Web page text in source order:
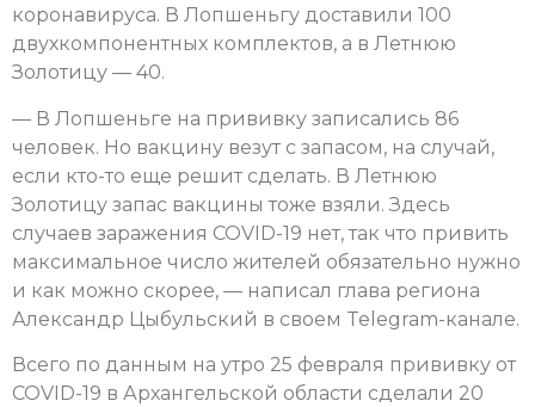
коронавируса. В Лопшеньгу доставили 100
двухкомпонентных комплектов, а в Летнюю
Золотицу — 40.
— В Лопшеньге на прививку записались 86
человек. Но вакцину везут с запасом, на случай,
если кто-то еще решит сделать. В Летнюю
Золотицу запас вакцины тоже взяли. Здесь
случаев заражения COVID-19 нет, так что привить
максимальное число жителей обязательно нужно
и как можно скорее, — написал глава региона
Александр Цыбульский в своем Telegram-канале.
Всего по данным на утро 25 февраля прививку от
COVID-19 в Архангельской области сделали 20